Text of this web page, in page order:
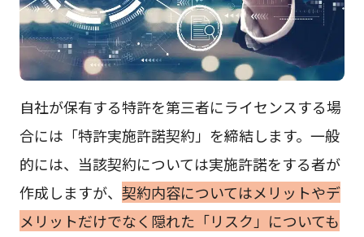
自社が保有する特許を第三者にライセンスする場
合には「特許実施許諾契約」を締結します。一般
的には、当該契約については実施許諾をする者が
作成しますが、 契約内容についてはメリットやデ
メリットだけでなく隠れた「リスク」についても